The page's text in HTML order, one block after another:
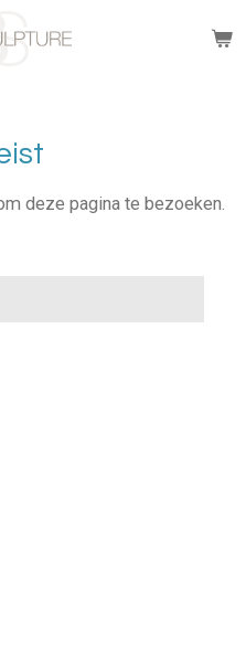
deze pagina te bezoeken.